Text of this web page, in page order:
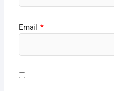
Email *